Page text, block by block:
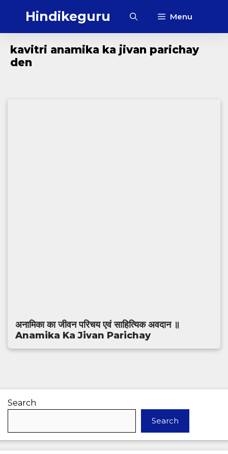
Hindikeguru Menu
kavitri anamika ka jivan parichay
den
अनामिका का जीवन परिचय एवं साहित्यिक अवदान ॥
Anamika Ka Jivan Parichay
Search
Search